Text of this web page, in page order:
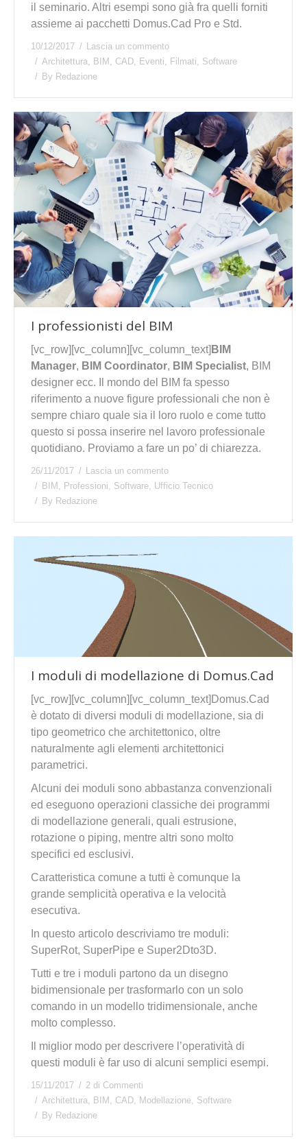
il seminario. Altri esempi sono già fra quelli forniti
assieme ai pacchetti Domus.Cad Pro e Std.
10/12/2017
Lascia un commento
Architettura
BIM CAD Eventi Filmati
Software
By Redazione
I professionisti del BIM
[vc_row][vc_column][vc_column_text] BIM
Manager, BIM Coordinator, BIM Specialist, BIM
designer ecc. Il mondo del BIM fa spesso
riferimento a nuove figure professionali che non è
sempre chiaro quale sia il loro ruolo e come tutto
questo si possa inserire nel lavoro professionale
quotidiano. Proviamo a fare un po’ di chiarezza.
26/11/2017
Lascia un commento
BIM
Professioni Software Ufficio Tecnico
By Redazione
I moduli di modellazione di Domus.Cad
[vc_row][vc_column][vc_column_text]Domus.Cad
è dotato di diversi moduli di modellazione, sia di
tipo geometrico che architettonico, oltre
naturalmente agli elementi architettonici
parametrici.
Alcuni dei moduli sono abbastanza convenzionali
ed eseguono operazioni classiche dei programmi
di modellazione generali, quali estrusione,
rotazione o piping, mentre altri sono molto
specifici ed esclusivi.
Caratteristica comune a tutti è comunque la
grande semplicità operativa e la velocità
esecutiva.
In questo articolo descriviamo tre moduli:
SuperRot, SuperPipe e Super2Dto3D.
Tutti e tre i moduli partono da un disegno
bidimensionale per trasformarlo con un solo
comando in un modello tridimensionale, anche
molto complesso.
Il miglior modo per descrivere l’operatività di
questi moduli è far uso di alcuni semplici esempi.
15/11/2017
2 di Commenti
Architettura
BIM CAD Modellazione Software
By Redazione